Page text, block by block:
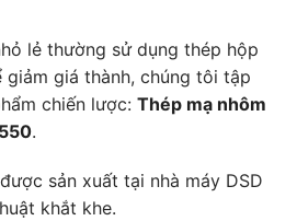
lẻ thường sử dụng thép hộp
giá thành, chúng tôi tập
chiến lược: Thép mạ nhôm
.
sản xuất tại nhà máy DSD
khắt khe.